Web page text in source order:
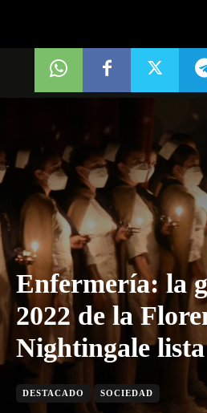
Enfermería: la
2022 de la
Nightingale
DESTACADO SOCIEDAD